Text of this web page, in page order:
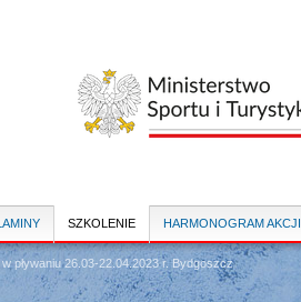
SZKOLENIE HARMONOGRAM AKCJI
pływaniu 26.03-22.04.2023 r. Bydgoszcz